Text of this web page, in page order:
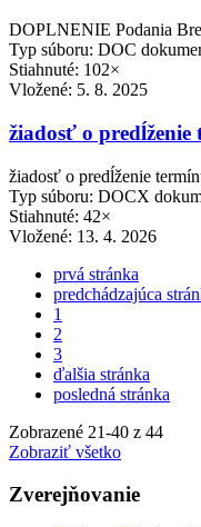
DOPLNENIE Podania
Typ súboru: DOC
Stiahnuté: 102×
Vložené: 5. 8. 2025
žiadosť o
žiadosť o predĺženie
Typ súboru: DOCX
Stiahnuté: 42×
Vložené: 13. 4. 2026
prvá stránka
predchádzajúca
1
2
3
ďalšia stránka
posledná stránka
Zobrazené 21-40 z 44
Zobraziť všetko
Zverejňovanie